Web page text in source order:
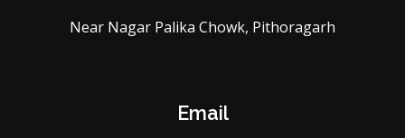
Near Nagar Palika Chowk, Pithoragarh
Email